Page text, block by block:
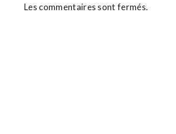
Les commentaires sont fermés.